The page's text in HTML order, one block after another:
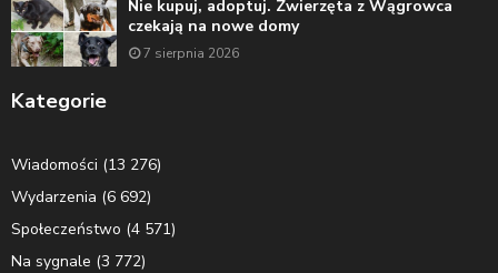
Nie kupuj, adoptuj. Zwierzęta z Wągrowca
czekają na nowe domy
7 sierpnia 2026
Kategorie
Wiadomości (13 276)
Wydarzenia (6 692)
Społeczeństwo (4 571)
Na sygnale (3 772)